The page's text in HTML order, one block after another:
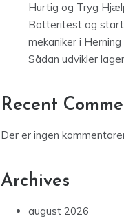
Hurtig og Tryg
Batteritest og
mekaniker i
Sådan udvikler
Recent
Der er ingen
Archives
august 2026